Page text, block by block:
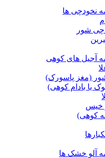
نخودچی ها
شور
آجیل های کوهی
(مغز پاسورک)
یا بادام کوهی)
خیس
کوهی)
آلو خشک ها